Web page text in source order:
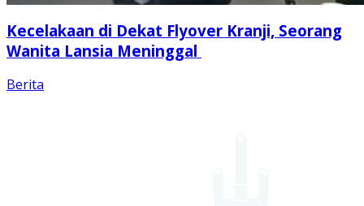
Kecelakaan di Dekat Flyover Kranji, Seorang
Wanita Lansia Meninggal
Berita